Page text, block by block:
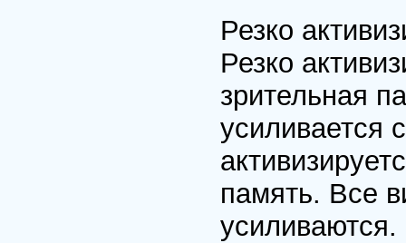
Резко
Резко
зрительная
усиливается
память. Все
усиливаются.